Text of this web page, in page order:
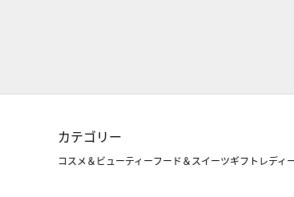
カテゴリー
コスメ＆ビューティーフード＆スイーツギフト レディ